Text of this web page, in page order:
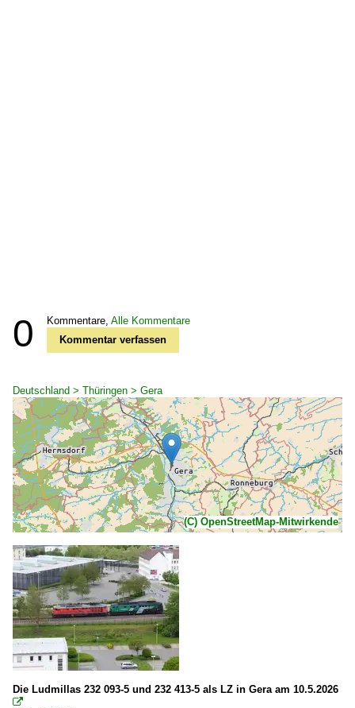
0 Kommentare, Alle Kommentare
Kommentar verfassen
Deutschland > Thüringen > Gera
(C) OpenStreetMap-Mitwirkende
Die Ludmillas 232 093-5 und 232 413-5 als LZ in Gera am 10.5.2026
